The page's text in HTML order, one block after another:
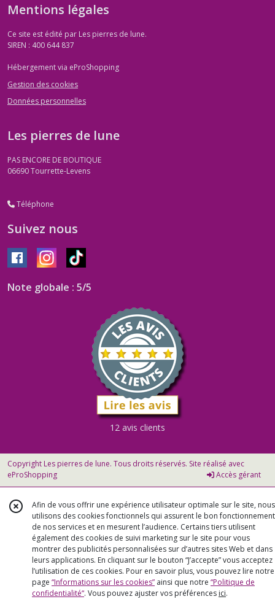
Mentions légales
Ce site est édité par Les pierres de lune.
SIREN : 400 644 837
Hébergement via eProShopping
Gestion des cookies
Données personnelles
Les pierres de lune
PAS ENCORE DE BOUTIQUE
06690Tourrette-Levens
Téléphone
Suivez nous
Note globale : 5/5
12 avis clients
Copyright Les pierres de lune. Tous droits réservés. Site réalisé avec
eProShopping
Accès gérant
Afin de vous offrir une expérience utilisateur optimale sur le site, nous
utilisons des cookies fonctionnels qui assurent le bon fonctionnement
de nos services et en mesurent l’audience. Certains tiers utilisent
également des cookies de suivi marketing sur le site pour vous
montrer des publicités personnalisées sur d’autres sites Web et dans
leurs applications. En cliquant sur le bouton “J’accepte” vous acceptez
l’utilisation de ces cookies. Pour en savoir plus, vous pouvez lire notre
page “Informations sur les cookies” ainsi que notre “Politique de
confidentialité“. Vous pouvez ajuster vos préférences ici.